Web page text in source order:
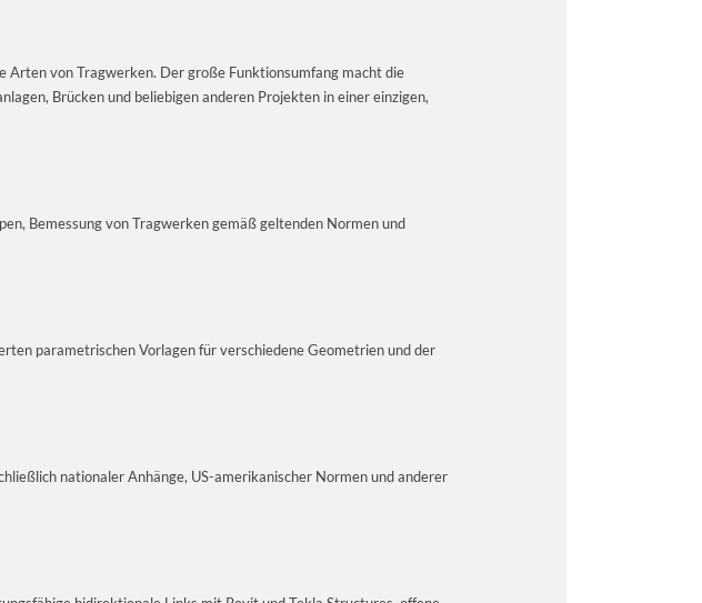
von Tragwerken. Der große Funktionsumfang macht die
Brücken und beliebigen anderen Projekten in einer einzigen,
Bemessung von Tragwerken gemäß geltenden Normen und
parametrischen Vorlagen für verschiedene Geometrien und der
nationaler Anhänge, US-amerikanischer Normen und anderer